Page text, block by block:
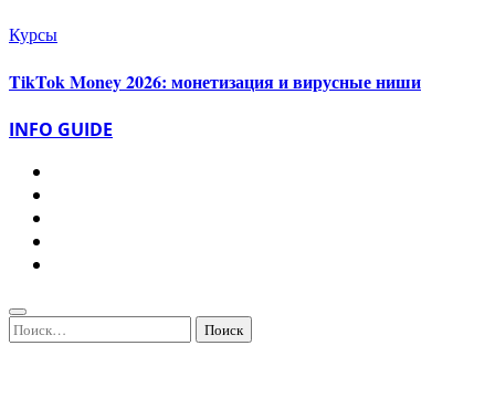
Курсы
TikTok Money 2026: монетизация и вирусные ниши
INFO GUIDE
Найти: